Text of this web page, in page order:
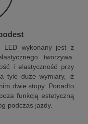
LED wykonany jest z
tworzywa.
i elastyczność przy
tyle duże wymiary, iż
dwie stopy. Ponadto
funkcją estetyczną
podczas jazdy.